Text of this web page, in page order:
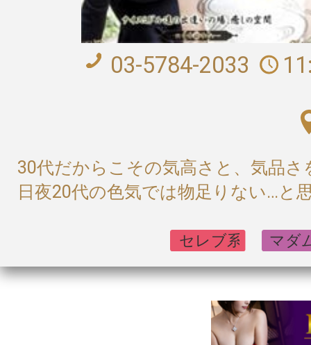
03-5784-2033
30代だからこその気高さと、気品
日夜20代の色気では物足りない…と